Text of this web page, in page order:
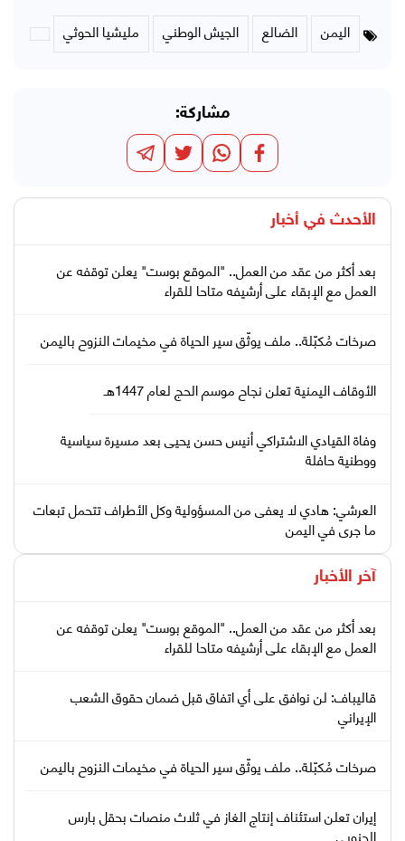
اليمن الضالع الجيش الوطني مليشيا الحوثي
مشاركة:
الأحدث في أخبار
بعد أكثر من عقد من العمل.. "الموقع بوست" يعلن توقفه عن
العمل مع الإبقاء على أرشيفه متاحا للقراء
صرخات مُكبّلة.. ملف يوثّق سير الحياة في مخيمات النزوح باليمن
الأوقاف اليمنية تعلن نجاح موسم الحج لعام 1447هـ
وفاة القيادي الاشتراكي أنيس حسن يحيى بعد مسيرة سياسية
ووطنية حافلة
العرشي: هادي لا يعفى من المسؤولية وكل الأطراف تتحمل تبعات
ما جرى في اليمن
آخر الأخبار
بعد أكثر من عقد من العمل.. "الموقع بوست" يعلن توقفه عن
العمل مع الإبقاء على أرشيفه متاحا للقراء
قاليباف: لن نوافق على أي اتفاق قبل ضمان حقوق الشعب
الإيراني
صرخات مُكبّلة.. ملف يوثّق سير الحياة في مخيمات النزوح باليمن
إيران تعلن استئناف إنتاج الغاز في ثلاث منصات بحقل بارس
الجنوبي